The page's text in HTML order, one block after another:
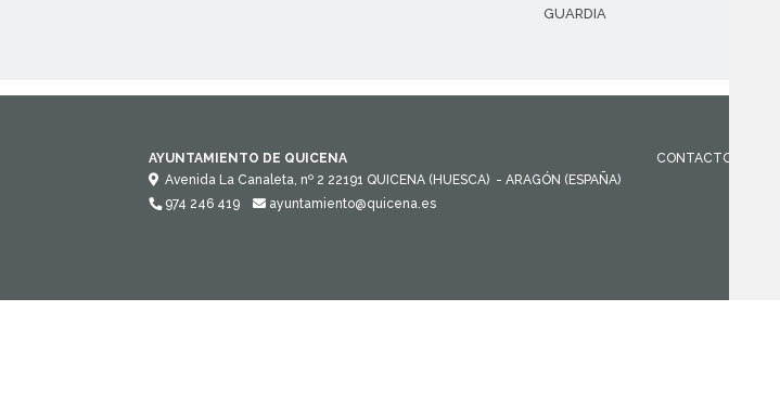
GUARDIA
AYUNTAMIENTO DE QUICENA
Avenida La Canaleta, nº 2 22191 QUICENA (HUESCA) - ARAGÓN (ESPAÑA)
974 246 419
ayuntamiento@quicena.es
CONTACTO